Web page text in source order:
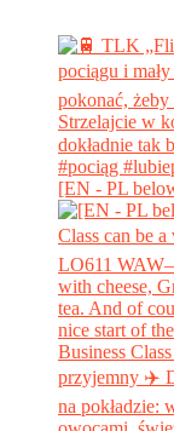
[EN - PL